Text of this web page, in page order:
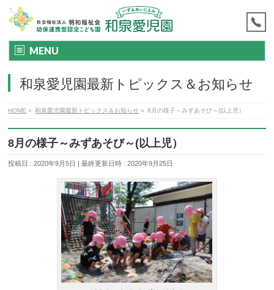
MENU
和泉愛児園最新トピックス＆お知らせ
HOME » 和泉愛児園最新トピックス＆お知らせ » 8月の様子～みずあそび～(以上児）
8月の様子～みずあそび～(以上児）
投稿日 : 2020年9月5日 最終更新日時 : 2020年9月25日